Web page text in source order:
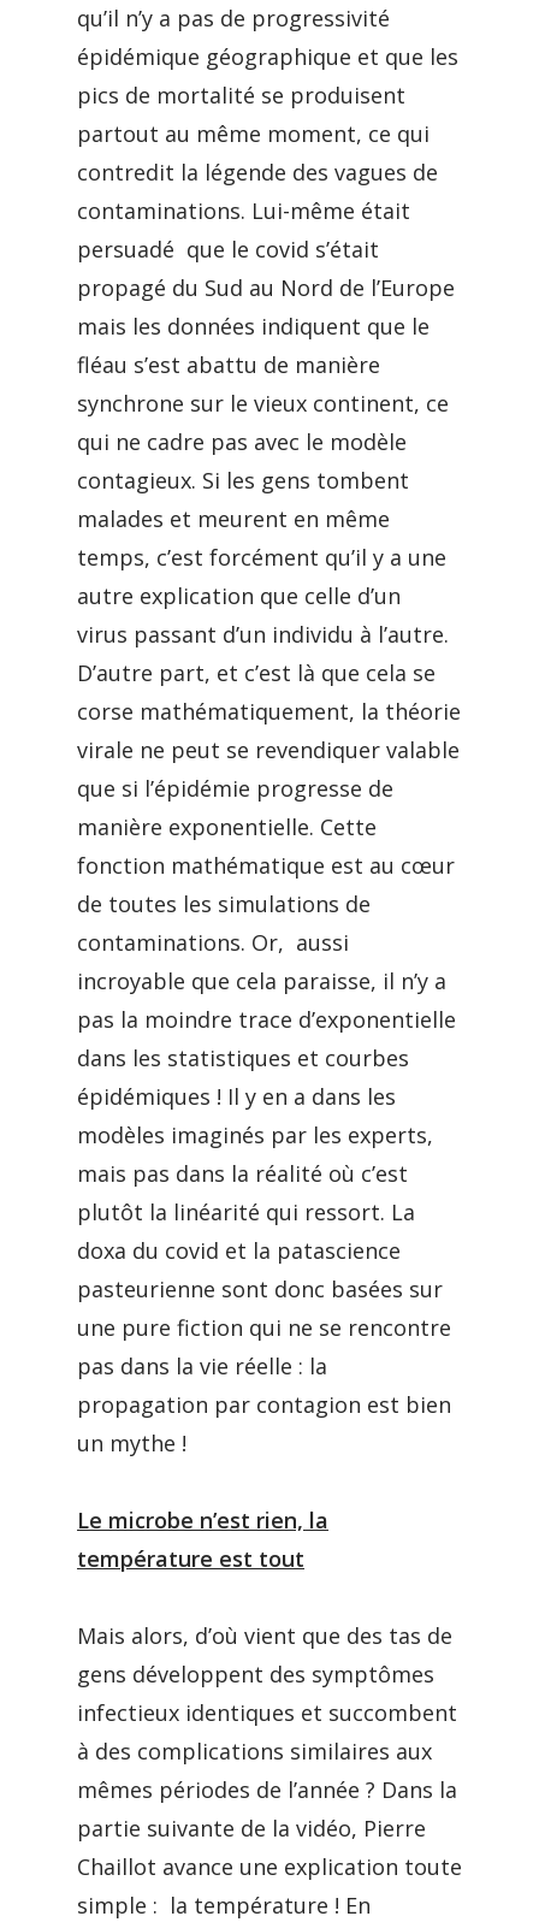
qu’il n’y a pas de progressivité
épidémique géographique et que les
pics de mortalité se produisent
partout au même moment, ce qui
contredit la légende des vagues de
contaminations. Lui-même était
persuadé que le covid s’était
propagé du Sud au Nord de l’Europe
mais les données indiquent que le
fléau s’est abattu de manière
synchrone sur le vieux continent, ce
qui ne cadre pas avec le modèle
contagieux. Si les gens tombent
malades et meurent en même
temps, c’est forcément qu’il y a une
autre explication que celle d’un
virus passant d’un individu à l’autre.
D’autre part, et c’est là que cela se
corse mathématiquement, la théorie
virale ne peut se revendiquer valable
que si l’épidémie progresse de
manière exponentielle. Cette
fonction mathématique est au cœur
de toutes les simulations de
contaminations. Or, aussi
incroyable que cela paraisse, il n’y a
pas la moindre trace d’exponentielle
dans les statistiques et courbes
épidémiques ! Il y en a dans les
modèles imaginés par les experts,
mais pas dans la réalité où c’est
plutôt la linéarité qui ressort. La
doxa du covid et la patascience
pasteurienne sont donc basées sur
une pure fiction qui ne se rencontre
pas dans la vie réelle : la
propagation par contagion est bien
un mythe !
Le microbe n’est rien, la
température est tout
Mais alors, d’où vient que des tas de
gens développent des symptômes
infectieux identiques et succombent
à des complications similaires aux
mêmes périodes de l’année ? Dans la
partie suivante de la vidéo, Pierre
Chaillot avance une explication toute
simple : la température ! En